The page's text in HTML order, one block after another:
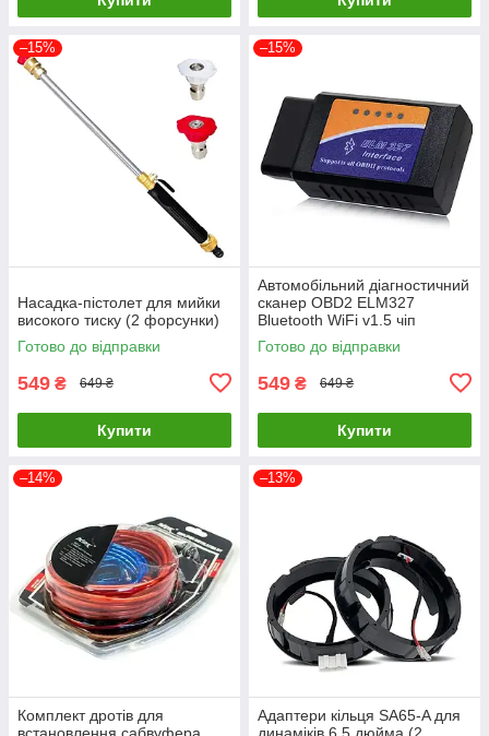
–15%
Насадка-пістолет для мийки
високого тиску (2 форсунки)
Готово до відправки
549 ₴ 649 ₴
Купити
–15%
Автомобільний діагностичний
сканер OBD2 ELM327
Bluetooth WiFi v1.5 чіп
PIC18F25K80
Готово до відправки
549 ₴ 649 ₴
Купити
–14%
Комплект дротів для
встановлення сабвуфера
–13%
Адаптери кільця SA65-A для
динаміків 6,5 дюйма (2